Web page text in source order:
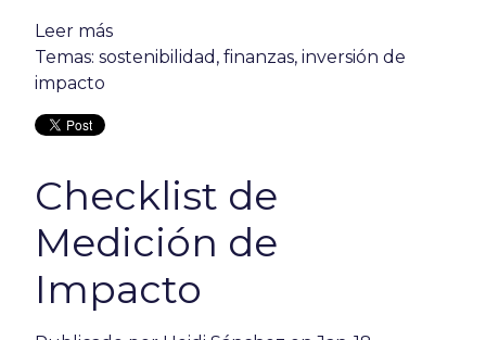
Leer más
Temas: sostenibilidad , finanzas, inversión de
impacto
Checklist de
Medición de
Impacto